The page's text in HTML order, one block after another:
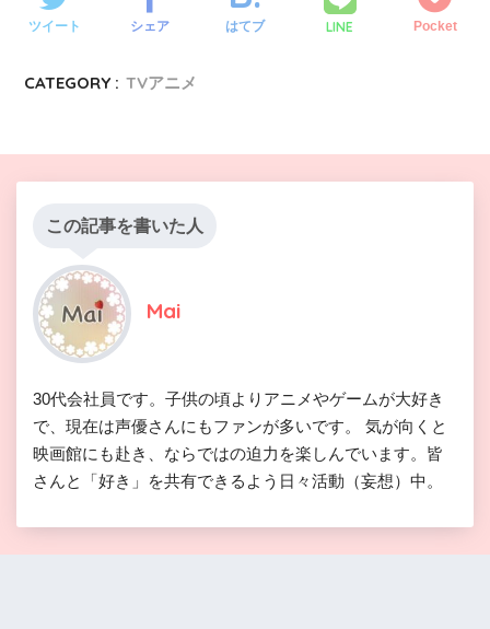
ツイート シェア はてブ LINE Pocket
CATEGORY : TVアニメ
この記事を書いた人
Mai
30代会社員です。子供の頃よりアニメやゲームが大好き
で、現在は声優さんにもファンが多いです。 気が向くと
映画館にも赴き、ならではの迫力を楽しんでいます。皆
さんと「好き」を共有できるよう日々活動（妄想）中。